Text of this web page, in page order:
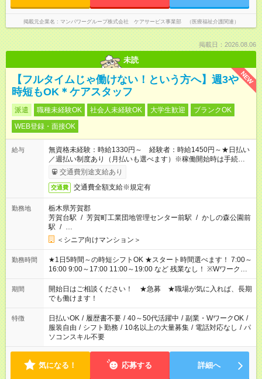
掲載元企業名 マンパワーグループ株式会社 ケアサービス事業部 （医療福祉介護関連）
掲載日：2026.08.06
未読
NEW
【フルタイムじゃ働けない！という方へ】週3や
時短もOK＊ケアスタッフ
派遣 職種未経験OK 社会人未経験OK 大学生歓迎
ブランクOK
WEB登録・面接OK
給与
無資格未経験：時給1330円～ 経験者：時給1450円～★日払い
／週払い制度あり（月払いも選べます）※稼働開始時は手続き完
了次第のお支払いとなります。
交通費別途支給あり
交通費 交通費全額支給※規定有
勤務地
栃木県芳賀郡
芳賀台駅 / 芳賀町工業団地管理センター前駅 / かしの森公園前
駅 / …
＜シニア向けマンション＞
勤務時間
★1日5時間～の時短シフトOK ★スタート時間選べます！ 7:00～
16:00 9:00～17:00 11:00～19:00 など 残業なし！ ※Wワークの
場合、他のお仕事と合わせ週40時間超の就業はご案内できませ
ん ※法令に基づき、週20時間以上勤務は社会保険への加入対象
となります ※労働者派遣法（日雇い派遣の原則禁止）により、
短時間・短期間の就業はご案内が難しい場合があります
期間
開始日はご相談ください！ ★急募 ★職場が気に入れば、長期
でも働けます！
特徴 日払いOK / 履歴書不要 / 40～50代活躍中 / 副業・WワークOK /
服装自由 / シフト勤務 / 10名以上の大量募集 / 電話対応なし / パ
ソコンスキル不要
気になる！ 応募する 詳細へ